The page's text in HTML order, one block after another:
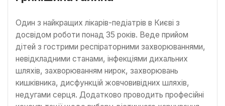
Один з найкращих лікарів-педіатрів в Києві з
досвідом роботи понад 35 років. Веде прийом
дітей з гострими респіраторними захворюваннями,
невідкладними станами, інфекціями дихальних
шляхів, захворюванням нирок, захворювань
кишківника, дисфункцій жовчовивідних шляхів,
недугами серця. Додатково проводить професійні